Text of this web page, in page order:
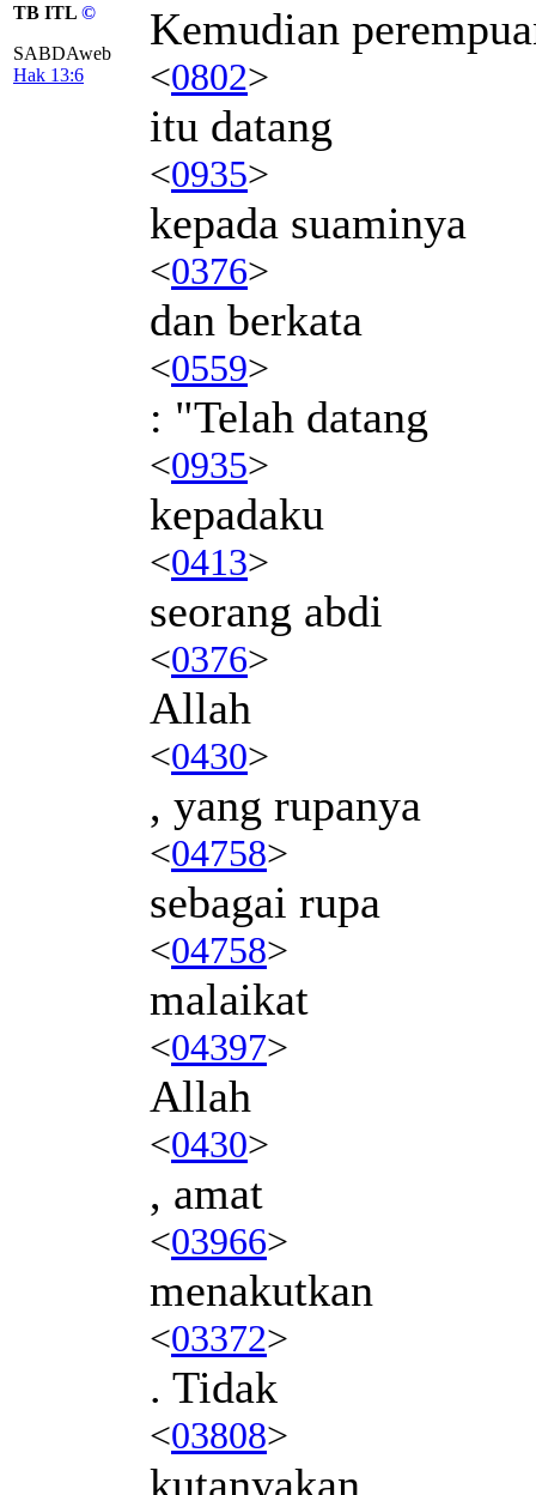
TB ITL ©
SABDAweb
Hak 13:6
Kemudian
<0802>
itu datang
<0935>
kepada suaminya
<0376>
dan berkata
<0559>
: "Telah datang
<0935>
kepadaku
<0413>
seorang abdi
<0376>
Allah
<0430>
, yang rupanya
<04758>
sebagai rupa
<04758>
malaikat
<04397>
Allah
<0430>
, amat
<03966>
menakutkan
<03372>
. Tidak
<03808>
kutanyakan